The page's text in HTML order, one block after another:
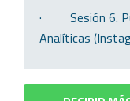
· Sesión 6.
Analíticas